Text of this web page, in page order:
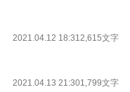
2021.04.12 18:312,615文字
2021.04.13 21:301,799文字